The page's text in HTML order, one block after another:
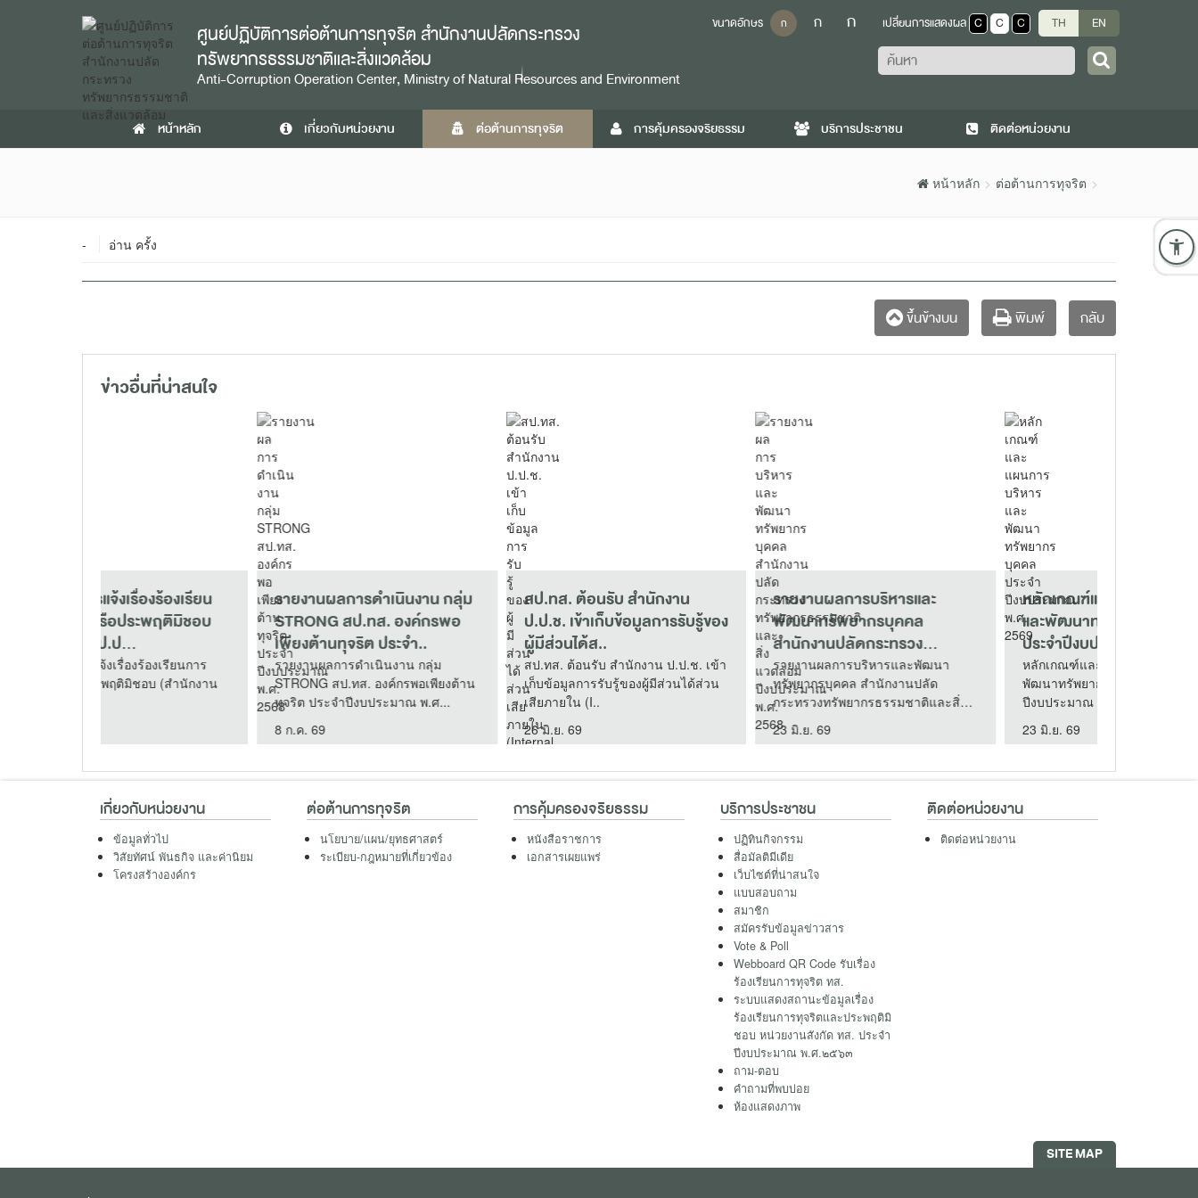
ศูนย์ปฏิบัติการต่อต้านการทุจริต สำนักงานปลัดกระทรวง
ทรัพยากรธรรมชาติและสิ่งแวดล้อม
Anti-Corruption Operation Center, Ministry of Natural Resources and Environment
ขนาดอักษร ก ก ก เปลี่ยนการแสดงผล C C C TH EN
ค้นหา
หน้าหลัก เกี่ยวกับหน่วยงาน ต่อต้านการทุจริต การคุ้มครองจริยธรรม บริการประชาชน ติดต่อหน่วยงาน
หน้าหลัก ต่อต้านการทุจริต
- อ่าน ครั้ง
ขึ้นข้างบน พิมพ์ กลับ
ข่าวอื่นที่น่าสนใจ
รายงานผลการดำเนินงาน กลุ่ม
STRONG สป.ทส. องค์กรพอ
เพียงต้านทุจริต ประจำ..
รายงานผลการดำเนินงาน กลุ่ม
STRONG สป.ทส. องค์กรพอเพียงต้าน
ทุจริต ประจำปีงบประมาณ พ.ศ...
สป.ทส. ต้อนรับ สำนักงาน
ป.ป.ช. เข้าเก็บข้อมูลการรับรู้ของ
ผู้มีส่วนได้ส..
สป.ทส. ต้อนรับ สำนักงาน ป.ป.ช. เข้า
เก็บข้อมูลการรับรู้ของผู้มีส่วนได้ส่วน
เสียภายใน (I..
รายงานผลการบริหารและ
พัฒนาทรัพยากรบุคคล
สำนักงานปลัดกระทรวง
ทรัพยากรธรรม..
รายงานผลการบริหารและพัฒนา
ทรัพยากรบุคคล สำนักงานปลัด
กระทรวงทรัพยากรธรรมชาติและสิ่ง
หลักเกณฑ์และแผนการบริหาร
และพัฒนาทรัพยากรบุคคล
ประจำปีงบประมาณ พ.ศ. 256..
หลักเกณฑ์และแผนการบริหารและ
พัฒนาทรัพยากรบุคคล ประจำ
ปีงบประมาณ พ.ศ. 2569
เกี่ยวกับหน่วยงาน
ข้อมูลทั่วไป
วิสัยทัศน์ พันธกิจ และค่านิยม
โครงสร้างองค์กร
ต่อต้านการทุจริต
นโยบาย/แผน/ยุทธศาสตร์
ระเบียบ-กฎหมายที่เกี่ยวข้อง
การคุ้มครองจริยธรรม
หนังสือราชการ
เอกสารเผยแพร่
บริการประชาชน
ปฏิทินกิจกรรม
สื่อมัลติมีเดีย
เว็บไซต์ที่น่าสนใจ
แบบสอบถาม
สมาชิก
สมัครรับข้อมูลข่าวสาร
Vote & Poll
Webboard QR Code รับเรื่อง
ร้องเรียนการทุจริต ทส.
ระบบแสดงสถานะข้อมูลเรื่อง
ร้องเรียนการทุจริตและประพฤติมิ
ชอบ หน่วยงานสังกัด ทส. ประจำ
ปีงบประมาณ พ.ศ.๒๕๖๓
ถาม-ตอบ
คำถามที่พบบ่อย
ห้องแสดงภาพ
ติดต่อหน่วยงาน
ติดต่อหน่วยงาน
SITE MAP